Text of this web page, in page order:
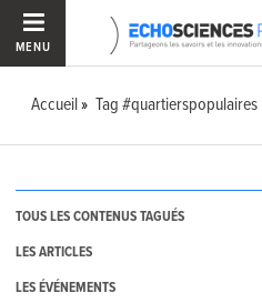
MENU
Accueil Tag #quartierspopulaires
TOUS LES CONTENUS TAGUÉS
LES ARTICLES
LES ÉVÉNEMENTS